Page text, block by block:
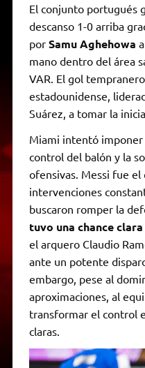
El conjunto portugués
descanso 1-0 arriba
por Samu Aghehowa
mano dentro del área
VAR. El gol
estadounidense,
Suárez, a tomar la
Miami intentó imponer
control del balón y la
ofensivas. Messi fue el
intervenciones
buscaron romper la
tuvo una chance clara
el arquero Claudio
ante un potente
embargo, pese al
aproximaciones, al
transformar el control
claras.